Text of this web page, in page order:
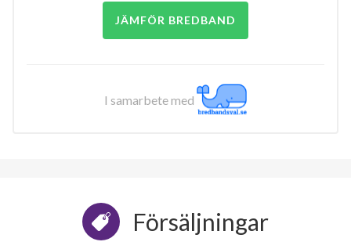
JÄMFÖR BREDBAND
I samarbete med
Försäljningar